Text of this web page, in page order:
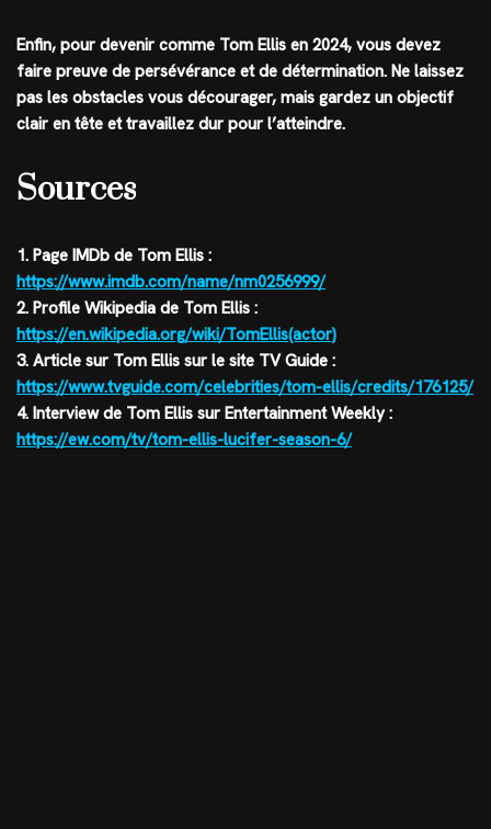
Enfin, pour devenir comme Tom Ellis en 2024, vous devez
faire preuve de persévérance et de détermination. Ne laissez
pas les obstacles vous décourager, mais gardez un objectif
clair en tête et travaillez dur pour l’atteindre.
Sources
1. Page IMDb de Tom Ellis :
https://www.imdb.com/name/nm0256999/
2. Profile Wikipedia de Tom Ellis :
https://en.wikipedia.org/wiki/TomEllis(actor)
3. Article sur Tom Ellis sur le site TV Guide :
https://www.tvguide.com/celebrities/tom-ellis/credits/176125/
4. Interview de Tom Ellis sur Entertainment Weekly :
https://ew.com/tv/tom-ellis-lucifer-season-6/